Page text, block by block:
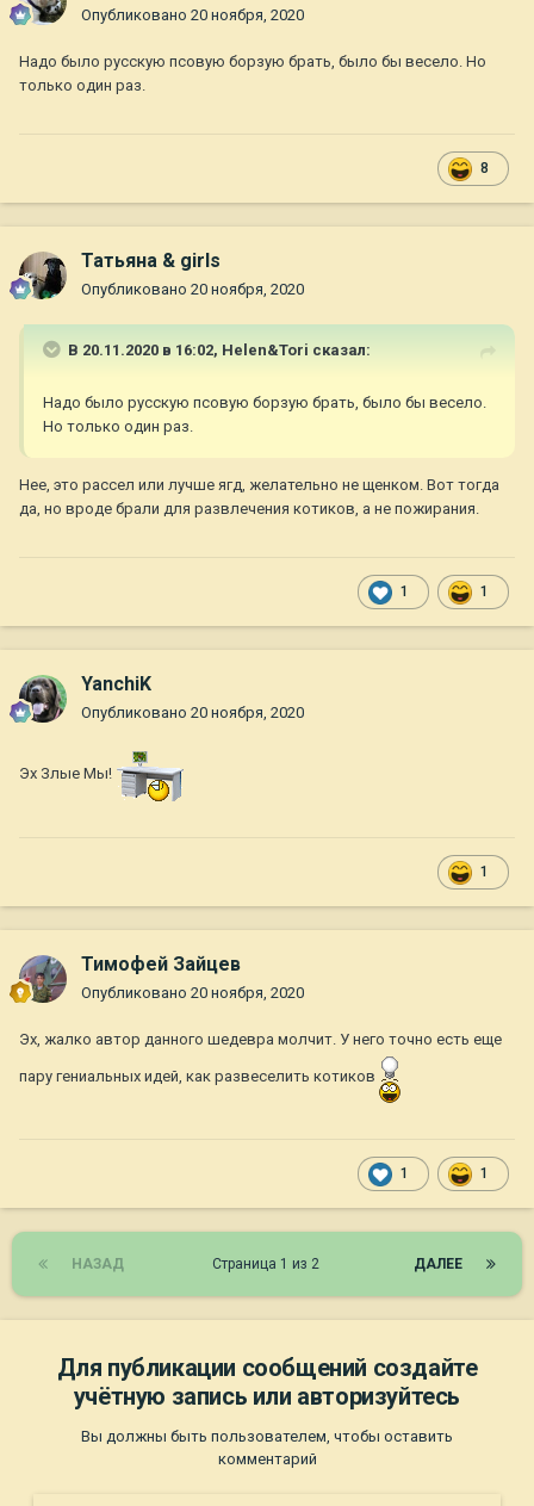
Опубликовано 20 ноября, 2020
Надо было русскую псовую борзую брать, было бы весело. Но
только один раз.
8
Татьяна & girls
Опубликовано 20 ноября, 2020
В 20.11.2020 в 16:02, Helen&Tori сказал:
Надо было русскую псовую борзую брать, было бы весело.
Но только один раз.
Нее, это рассел или лучше ягд, желательно не щенком. Вот тогда
да, но вроде брали для развлечения котиков, а не пожирания.
1 1
YanchiK
Опубликовано 20 ноября, 2020
Эх Злые Мы!
1
Тимофей Зайцев
Опубликовано 20 ноября, 2020
Эх, жалко автор данного шедевра молчит. У него точно есть еще
пару гениальных идей, как развеселить котиков
1 1
НАЗАД ДАЛЕЕ
Страница 1 из 2
Для публикации сообщений создайте
учётную запись или авторизуйтесь
Вы должны быть пользователем, чтобы оставить
комментарий